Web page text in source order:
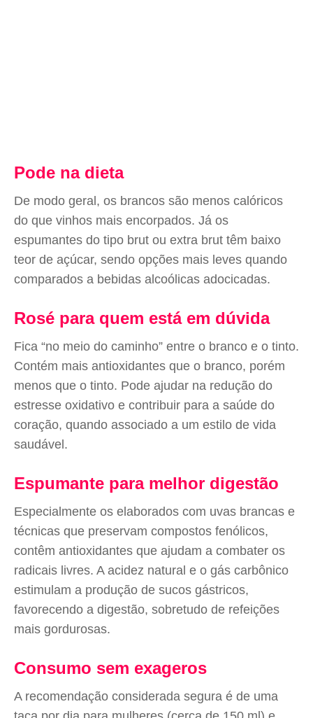
Pode na dieta
De modo geral, os brancos são menos calóricos
do que vinhos mais encorpados. Já os
espumantes do tipo brut ou extra brut têm baixo
teor de açúcar, sendo opções mais leves quando
comparados a bebidas alcoólicas adocicadas.
Rosé para quem está em dúvida
Fica “no meio do caminho” entre o branco e o tinto.
Contém mais antioxidantes que o branco, porém
menos que o tinto. Pode ajudar na redução do
estresse oxidativo e contribuir para a saúde do
coração, quando associado a um estilo de vida
saudável.
Espumante para melhor digestão
Especialmente os elaborados com uvas brancas e
técnicas que preservam compostos fenólicos,
contêm antioxidantes que ajudam a combater os
radicais livres. A acidez natural e o gás carbônico
estimulam a produção de sucos gástricos,
favorecendo a digestão, sobretudo de refeições
mais gordurosas.
Consumo sem exageros
A recomendação considerada segura é de uma